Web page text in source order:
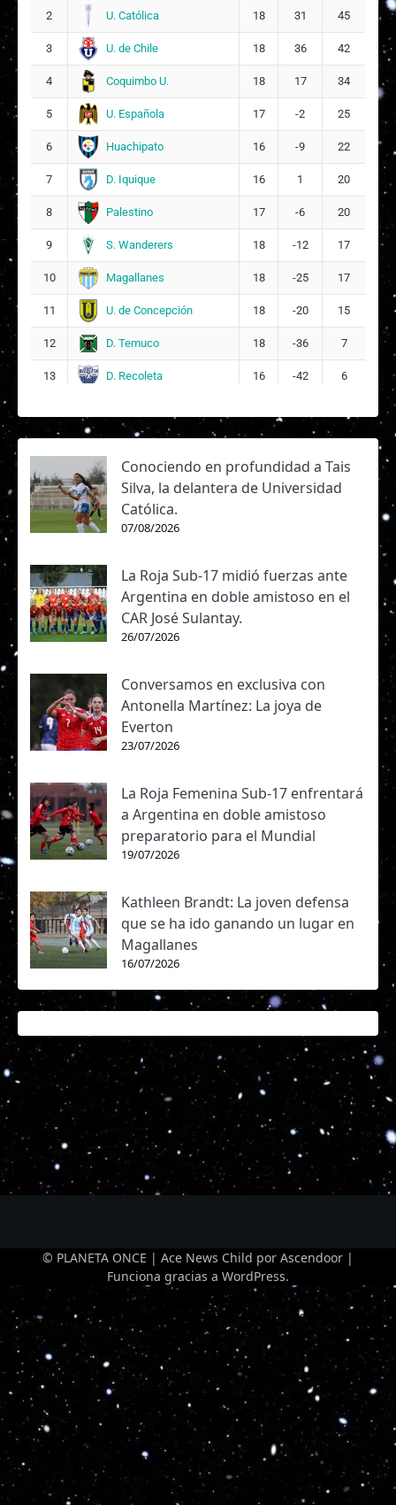
C Camila Beatríz Olivares González
10
A
16
15
S Samantha Javiera Serrano Lee
13
2 U. Católica 18 31 45
3 U. de Chile 18 36 42
4 Coquimbo U. 18 17 34
5 U. Española 17 -2 25
6 Huachipato 16 -9 22
7 D. Iquique 16 1 20
8 Palestino 17 -6 20
9 S. Wanderers 18 -12 17
10 Magallanes 18 -25 17
11 U. de Concepción 18 -20 15
12 D. Temuco 18 -36 7
13 D. Recoleta 16 -42 6
Conociendo en profundidad a Tais
Silva, la delantera de Universidad
Católica.
07/08/2026
La Roja Sub-17 midió fuerzas ante
Argentina en doble amistoso en el
CAR José Sulantay.
26/07/2026
Conversamos en exclusiva con
Antonella Martínez: La joya de
Everton
23/07/2026
La Roja Femenina Sub-17 enfrentará
a Argentina en doble amistoso
preparatorio para el Mundial
19/07/2026
Kathleen Brandt: La joven defensa
que se ha ido ganando un lugar en
Magallanes
16/07/2026
© PLANETA ONCE | Ace News Child por Ascendoor |
Funciona gracias a WordPress.
Optimized by Seraphinite Accelerator
Turns on site high speed to be attractive for people and search engines.